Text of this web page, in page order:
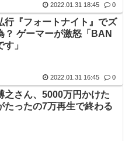
2022.01.31 18:45 0
行『フォートナイト』でズ
？ ゲーマーが激怒「BAN
」
2022.01.31 16:45 0
之さん、5000万円かけた
たったの7万再生で終わる